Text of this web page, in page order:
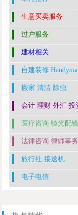
生意买卖服务
过户服务
建材相关
自建装修
搬家 清洁 除虫
会计 理财 外汇 投
医疗咨询 验光配
法律咨询 律师事
旅行社 接送机
电子电信